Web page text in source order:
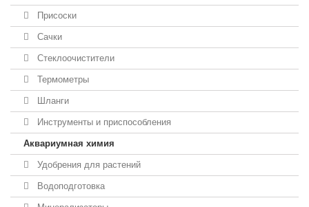
Присоски
Сачки
Стеклоочистители
Термометры
Шланги
Инструменты и приспособления
Аквариумная химия
Удобрения для растений
Водоподготовка